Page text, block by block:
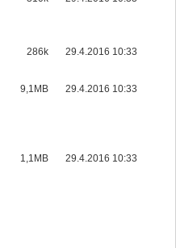
286k 29.4.2016 10:33
9,1MB 29.4.2016 10:33
1,1MB 29.4.2016 10:33